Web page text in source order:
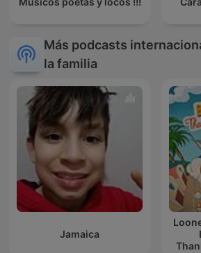
Más podcasts
la familia
Jamaica